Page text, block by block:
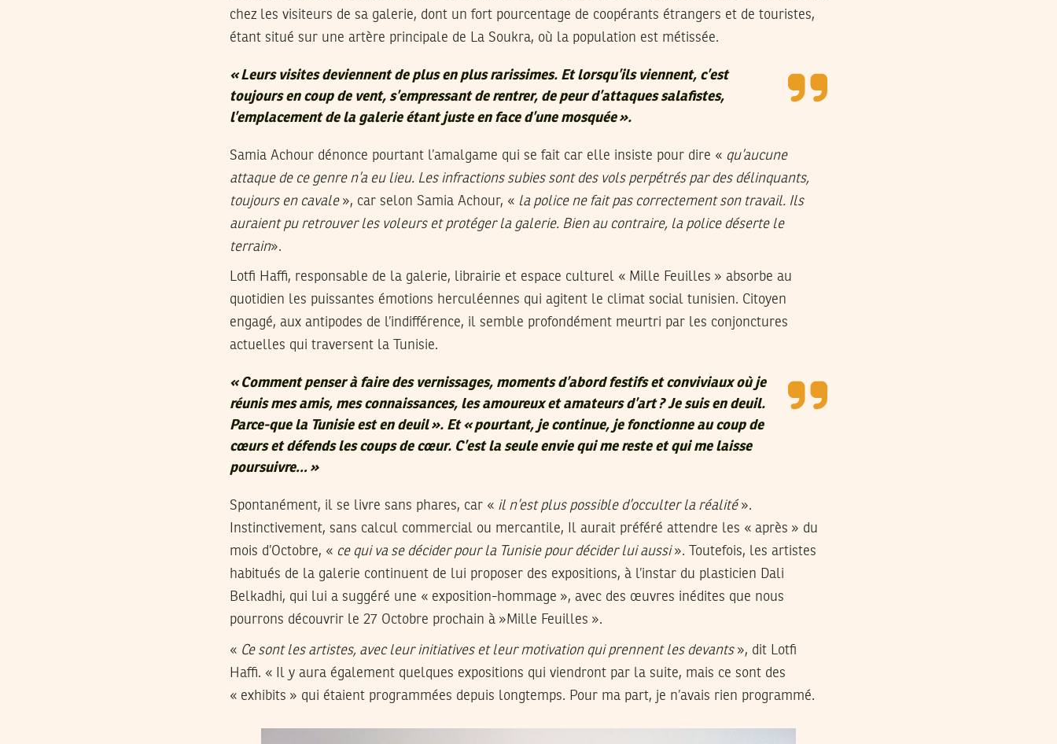
chez les visiteurs de sa galerie, dont un fort pourcentage de coopérants étrangers et de touristes,
étant situé sur une artère principale de La Soukra, où la population est métissée.
«Leurs visites deviennent de plus en plus rarissimes. Et lorsqu’ils viennent, c’est
toujours en coup de vent, s’empressant de rentrer, de peur d’attaques salafistes,
l’emplacement de la galerie étant juste en face d’une mosquée».
Samia Achour dénonce pourtant l’amalgame qui se fait car elle insiste pour dire « qu’aucune
attaque de ce genre n’a eu lieu. Les infractions subies sont des vols perpétrés par des délinquants,
toujours en cavale», car selon Samia Achour, « la police ne fait pas correctement son travail. Ils
auraient pu retrouver les voleurs et protéger la galerie. Bien au contraire, la police déserte le
terrain».
Lotfi Haffi, responsable de la galerie, librairie et espace culturel « Mille Feuilles » absorbe au
quotidien les puissantes émotions herculéennes qui agitent le climat social tunisien. Citoyen
engagé, aux antipodes de l’indifférence, il semble profondément meurtri par les conjonctures
actuelles qui traversent la Tunisie.
« Comment penser à faire des vernissages, moments d’abord festifs et conviviaux où je
réunis mes amis, mes connaissances, les amoureux et amateurs d’art ? Je suis en deuil.
Parce-que la Tunisie est en deuil ». Et « pourtant, je continue, je fonctionne au coup de
cœurs et défends les coups de cœur. C’est la seule envie qui me reste et qui me laisse
poursuivre… »
Spontanément, il se livre sans phares, car « il n’est plus possible d’occulter la réalité».
Instinctivement, sans calcul commercial ou mercantile, Il aurait préféré attendre les « après » du
mois d’Octobre, « ce qui va se décider pour la Tunisie pour décider lui aussi». Toutefois, les artistes
habitués de la galerie continuent de lui proposer des expositions, à l’instar du plasticien Dali
Belkadhi, qui lui a suggéré une « exposition-hommage », avec des œuvres inédites que nous
pourrons découvrir le 27 Octobre prochain à »Mille Feuilles ».
« Ce sont les artistes, avec leur initiatives et leur motivation qui prennent les devants », dit Lotfi
Haffi. « Il y aura également quelques expositions qui viendront par la suite, mais ce sont des
« exhibits » qui étaient programmées depuis longtemps. Pour ma part, je n’avais rien programmé.